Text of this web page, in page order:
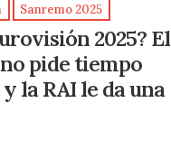
Sanremo 2025
2025? El
pide tiempo
la RAI le da una